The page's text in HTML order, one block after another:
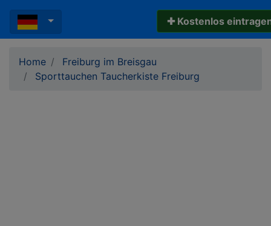
✚ Kostenlos
Home
Freiburg im Breisgau
Sporttauchen Taucherkiste Freiburg